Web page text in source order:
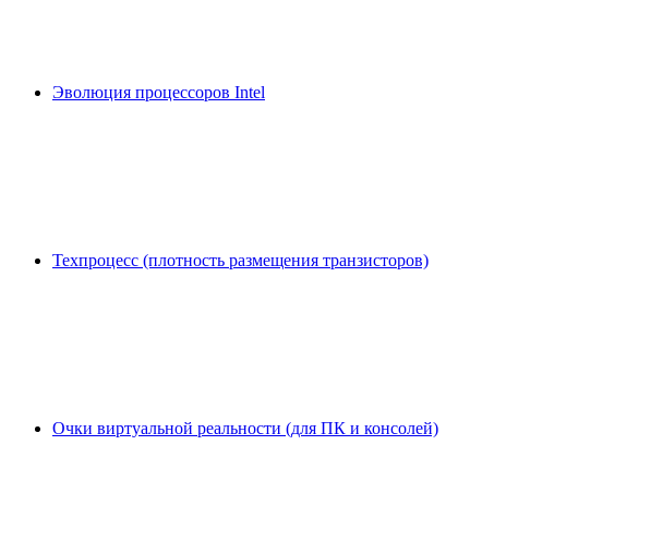
Эволюция процессоров Intel
Техпроцесс (плотность размещения транзисторов)
Очки виртуальной реальности (для ПК и консолей)